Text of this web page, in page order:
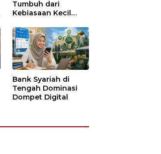
Tumbuh dari
Kebiasaan Kecil
dengan Sabar
Bank Syariah di
Tengah Dominasi
Dompet Digital